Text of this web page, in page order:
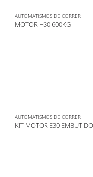
AUTOMATISMOS DE CORRER
MOTOR H30 600KG
AUTOMATISMOS DE CORRER
KIT MOTOR E30 EMBUTIDO